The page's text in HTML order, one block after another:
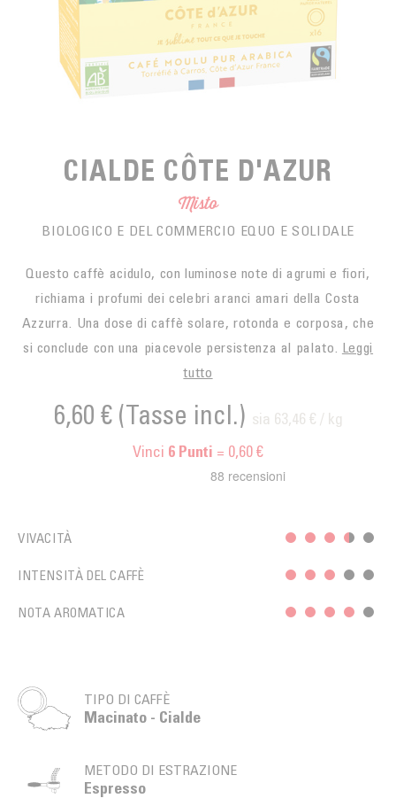
CAFFÈ DEL COMMERCIO EQUO
ACCESSOIRES POUR LE THÉ
SPUNTINO
PER PORTARE
ACCESSORI PER BARISTI
ACTUALITÉS
L'AZIENDA
I PICCOLI PRODUTTORI
FORMATION
FONDAZIONE
CIALDE CÔTE D'AZUR
Misto
BIOLOGICO E DEL COMMERCIO EQUO E SOLIDALE
Questo caffè acidulo, con luminose note di agrumi e fiori,
richiama i profumi dei celebri aranci amari della Costa
Azzurra. Una dose di caffè solare, rotonda e corposa, che
si conclude con una piacevole persistenza al palato. Leggi
tutto
6,60 € (Tasse incl.) sia 63,46 € / kg
Vinci 6 Punti = 0,60 €
VIVACITÀ
INTENSITÀ DEL CAFFÈ
NOTA AROMATICA
TIPO DI CAFFÈ
Macinato - Cialde
METODO DI ESTRAZIONE
Espresso